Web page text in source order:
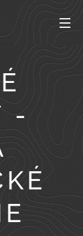
-